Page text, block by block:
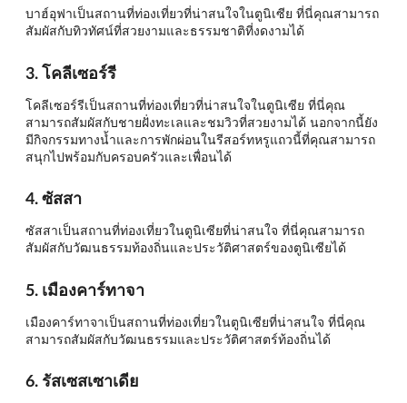
บาฮ์อุฟาเป็นสถานที่ท่องเที่ยวที่น่าสนใจในตูนิเซีย ที่นี่คุณสามารถ
สัมผัสกับทิวทัศน์ที่สวยงามและธรรมชาติที่งดงามได้
3. โคลีเซอร์รี
โคลีเซอร์รีเป็นสถานที่ท่องเที่ยวที่น่าสนใจในตูนิเซีย ที่นี่คุณ
สามารถสัมผัสกับชายฝั่งทะเลและชมวิวที่สวยงามได้ นอกจากนี้ยัง
มีกิจกรรมทางน้ำและการพักผ่อนในรีสอร์ทหรูแถวนี้ที่คุณสามารถ
สนุกไปพร้อมกับครอบครัวและเพื่อนได้
4. ซัสสา
ซัสสาเป็นสถานที่ท่องเที่ยวในตูนิเซียที่น่าสนใจ ที่นี่คุณสามารถ
สัมผัสกับวัฒนธรรมท้องถิ่นและประวัติศาสตร์ของตูนิเซียได้
5. เมืองคาร์ทาจา
เมืองคาร์ทาจาเป็นสถานที่ท่องเที่ยวในตูนิเซียที่น่าสนใจ ที่นี่คุณ
สามารถสัมผัสกับวัฒนธรรมและประวัติศาสตร์ท้องถิ่นได้
6. รัสเซสเซาเดีย